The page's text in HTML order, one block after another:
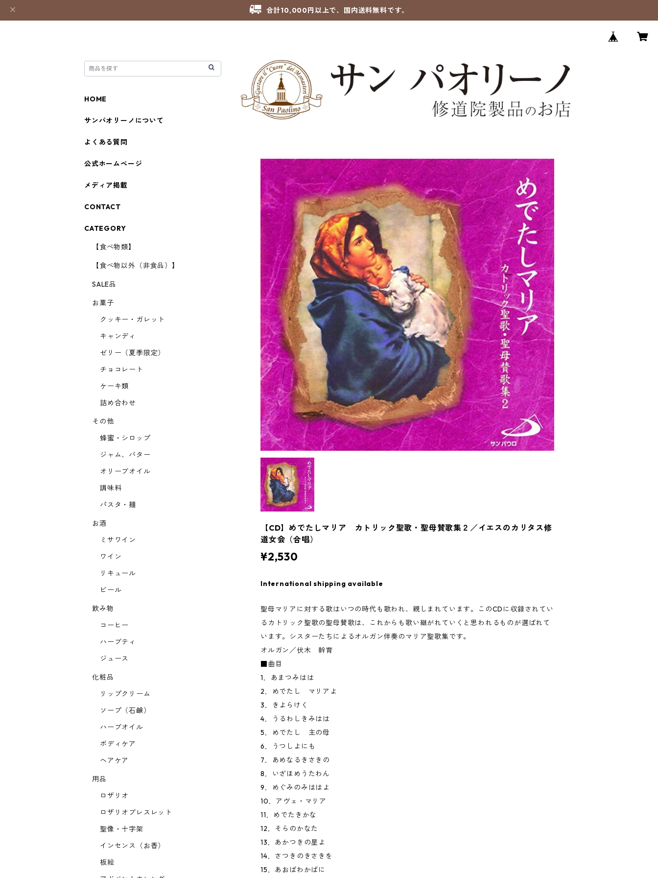
合計10,000円以上で、国内送料無料です。
【CD】めでたしマリア カトリック聖歌・聖母賛歌集２／イエスのカリタス修
道女会（合唱）
¥2,530
International shipping available
聖母マリアに対する歌はいつの時代も歌われ、親しまれています。このCDに収録されてい
るカトリック聖歌の聖母賛歌は、これからも歌い継がれていくと思われるものが選ばれて
います。シスターたちによるオルガン伴奏のマリア聖歌集です。
オルガン／伏木 幹育
■曲目
1．あまつみはは
2．めでたし マリアよ
3．きよらけく
4．うるわしきみはは
5．めでたし 主の母
6．うつしよにも
7．あめなるきさきの
8．いざほめうたわん
9．めぐみのみははよ
10．アヴェ・マリア
11．めでたきかな
12．そらのかなた
13．あかつきの星よ
14．さつきのきさきを
15．あおばわかばに
HOME
サンパオリーノについて
よくある質問
公式ホームページ
メディア掲載
CONTACT
CATEGORY
【食べ物類】
【食べ物以外（非食品）】
SALE品
お菓子
クッキー・ガレット
キャンディ
ゼリー（夏季限定）
チョコレート
ケーキ類
詰め合わせ
その他
蜂蜜・シロップ
ジャム、バター
オリーブオイル
調味料
パスタ・麺
お酒
ミサワイン
ワイン
リキュール
ビール
飲み物
コーヒー
ハーブティ
ジュース
化粧品
リップクリーム
ソープ（石鹸）
ハーブオイル
ボディケア
ヘアケア
用品
ロザリオ
ロザリオブレスレット
聖像・十字架
インセンス（お香）
板絵